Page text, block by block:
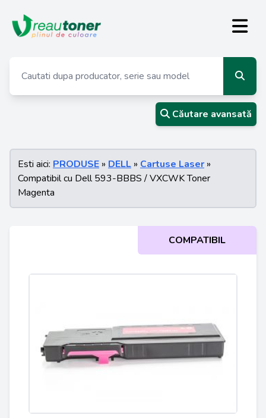
Căutare avansată
Esti aici: PRODUSE » DELL » Cartuse Laser »
Compatibil cu Dell 593-BBBS / VXCWK Toner
Magenta
COMPATIBIL